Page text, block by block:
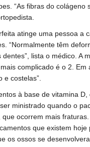
“As fibras do
atinge uma pessoa a
“Normalmente têm
lista o médico. A
complicado é o 2.
e costelas”.
à base de vitamina
ministrado quando o
ocorrem mais
que existem
os ossos se